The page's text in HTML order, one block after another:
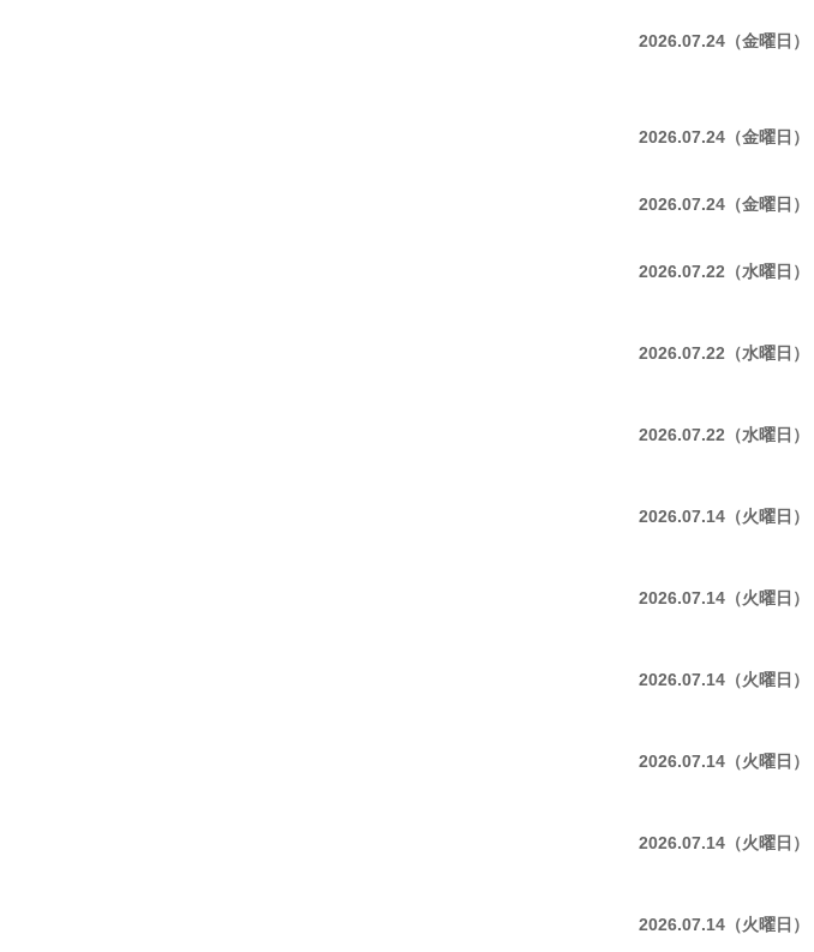
2026.07.24（金曜日）
2026.07.24（金曜日）
2026.07.24（金曜日）
2026.07.22（水曜日）
2026.07.22（水曜日）
2026.07.22（水曜日）
2026.07.14（火曜日）
2026.07.14（火曜日）
2026.07.14（火曜日）
2026.07.14（火曜日）
2026.07.14（火曜日）
2026.07.14（火曜日）